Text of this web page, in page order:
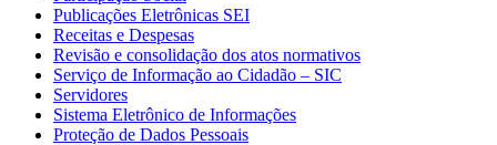
Publicações Eletrônicas SEI
Receitas e Despesas
Revisão e consolidação dos atos normativos
Serviço de Informação ao Cidadão – SIC
Servidores
Sistema Eletrônico de Informações
Proteção de Dados Pessoais